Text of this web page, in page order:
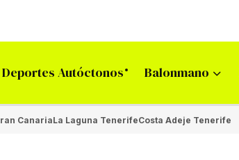
Deportes Autóctonos Balonmano
CanariaLa Laguna TenerifeCosta Adeje Tenerife